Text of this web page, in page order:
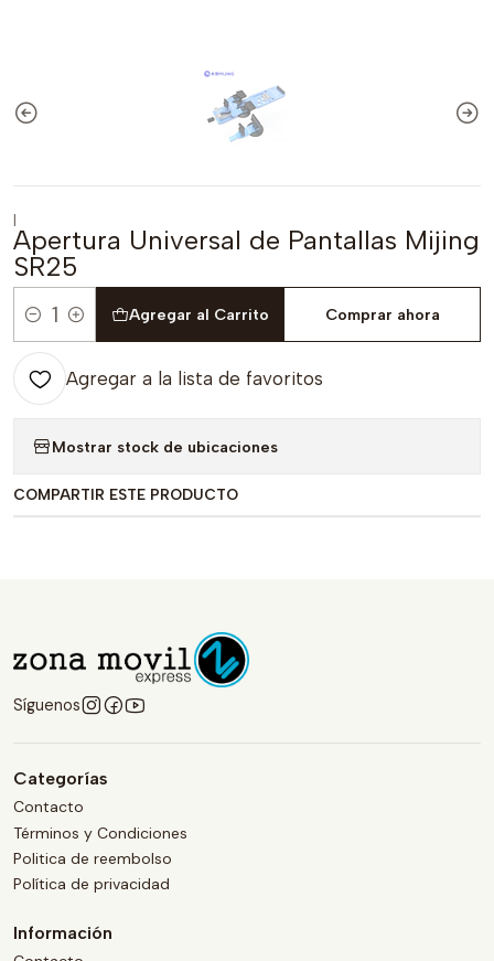
|
Apertura Universal de Pantallas Mijing
SR25
Cantidad
Agregar al Carrito Comprar ahora
Agregar a la lista de favoritos
Mostrar stock de ubicaciones
COMPARTIR ESTE PRODUCTO
Síguenos
Categorías
Contacto
Términos y Condiciones
Politica de reembolso
Política de privacidad
Información